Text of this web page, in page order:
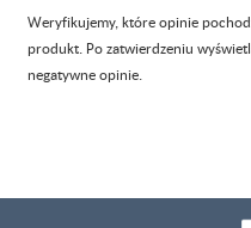
Weryfikujemy, które opinie
produkt. Po zatwierdzeniu
negatywne opinie.